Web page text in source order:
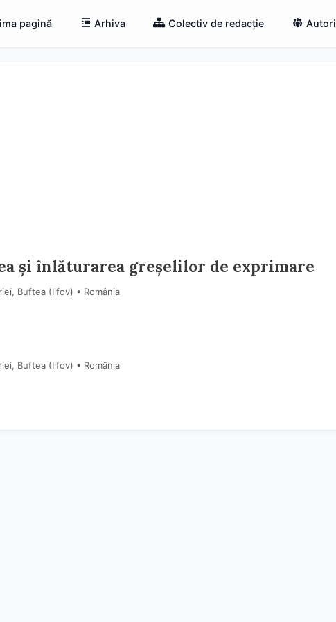
pagină Arhiva Colectiv de redacție Autori
și înlăturarea greșelilor de exprimare
Buftea (Ilfov) • România
Buftea (Ilfov) • România